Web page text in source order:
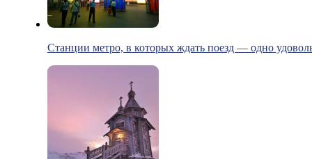
Станции метро, в которых ждать поезд — одно